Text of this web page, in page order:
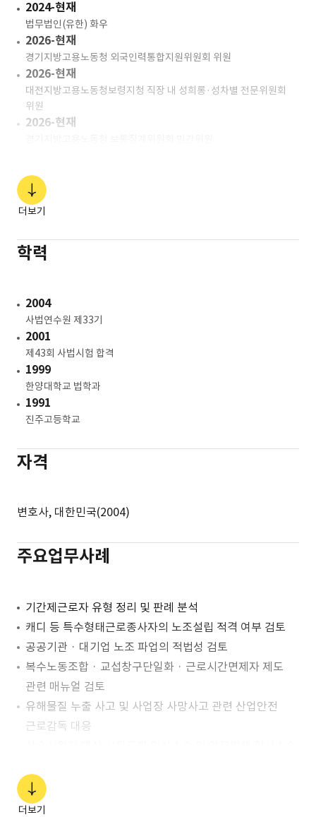
2024-현재
법무법인(유한) 화우
2026-현재
경기지방고용노동청 외국인력통합지원위원회 위원
2026-현재
대전지방고용노동청보령지청 직장 내 성희롱·성차별 전문위원회
위원
2026-현재
중부지방고용노동청고양지청 직장 내 괴롭힘 판단 전문위원회
외부위원
2025-현재
2024-현재
경기지방노동위원회 심판담당 공익위원
2024-현재
고용노동부 정보공개심의회 심의위원
2019-23
삼성전자서비스㈜ 법무팀장(상무)
2016-18
삼성전자㈜ 한국총괄 법무지원그룹장
2011-15
삼성전자㈜ 인사팀 수석변호사
고용노동부 노사협력정책국 노사조정과 사무관
2008-09
2006-08
중앙노동위원회 법무지원과 사무관
노동부 정책홍보관리본부 법무행정팀 사무관
더보기
학력
2004
사법연수원 제33기
2001
제43회 사법시험 합격
1999
한양대학교 법학과
1991
진주고등학교
자격
변호사, 대한민국(2004)
주요업무사례
기간제근로자 유형 정리 및 판례 분석
캐디 등 특수형태근로종사자의 노조설립 적격 여부 검토
공공기관 · 대기업 노조 파업의 적법성 검토
복수노동조합 · 교섭창구단일화 · 근로시간면제자 제도
관련 매뉴얼 검토
유해물질 누출 사고 및 사업장 사망사고 관련 산업안전
근로감독 대응
삼성전자서비스㈜ 협력업체 불법파견 이슈 관련
수시근로감독 및 근로자지위확인소송 대응
더보기